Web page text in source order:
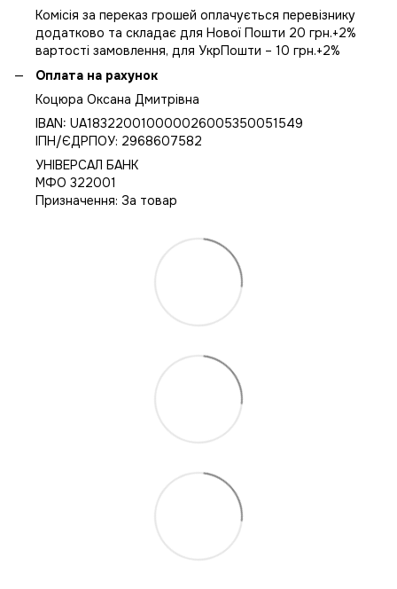
Комісія за переказ грошей оплачується перевізнику
додатково та складає для Нової Пошти 20 грн.+2%
вартості замовлення, для УкрПошти – 10 грн.+2%
Оплата на рахунок
Коцюра Оксана Дмитрівна
IBAN: UA183220010000026005350051549
IПН/ЄДРПОУ: 2968607582
УНІВЕРСАЛ БАНК
МФО 322001
Призначення: За товар